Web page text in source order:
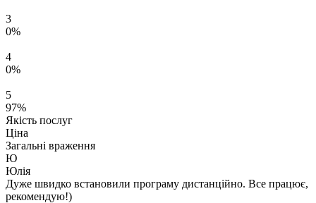
3
0%
4
0%
5
97%
Якість послуг
Ціна
Загальні враження
Ю
Юлія
Дуже швидко встановили програму дистанційно. Все працює,
рекомендую!)